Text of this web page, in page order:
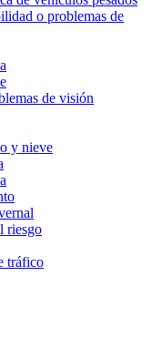
o problemas de
de visión
y nieve
riesgo
tráfico